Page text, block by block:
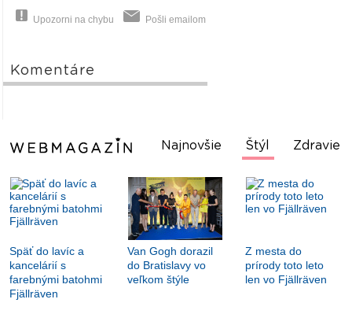
Upozorni na chybu Pošli emailom
Komentáre
Najnovšie Štýl Zdravie
Späť do lavíc a
kancelárií s
farebnými batohmi
Fjällräven
Van Gogh dorazil
do Bratislavy vo
veľkom štýle
Z mesta do
prírody toto leto
len vo Fjällräven